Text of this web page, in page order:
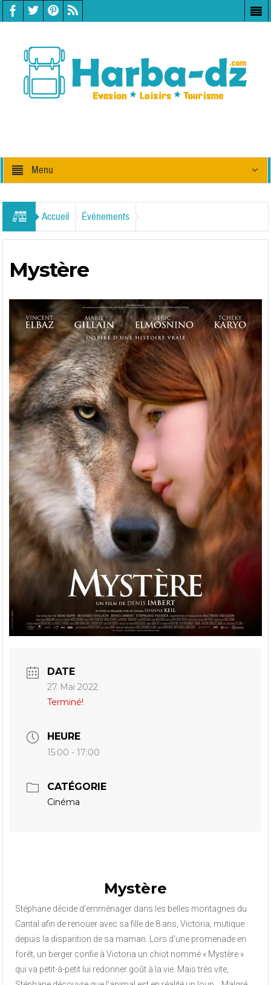
Menu
Accueil Événements
Mystère
DATE
27 Mai 2022
Terminé!
HEURE
15:00 - 17:00
CATÉGORIE
Cinéma
Mystère
Stéphane décide d’emménager dans les belles montagnes du
Cantal afin de renouer avec sa fille de 8 ans, Victoria, mutique
depuis la disparition de sa maman. Lors d’une promenade en
forêt, un berger confie à Victoria un chiot nommé « Mystère »
qui va petit-à-petit lui redonner goût à la vie. Mais très vite,